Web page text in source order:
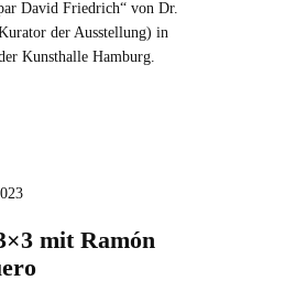
David Friedrich“ von Dr.
der Ausstellung) in
Kunsthalle Hamburg.
mit Ramón